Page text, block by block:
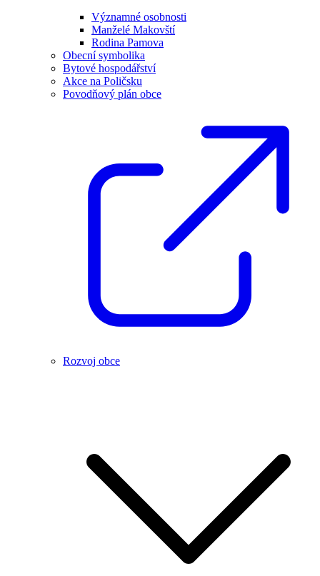
Významné osobnosti
Manželé Makovští
Rodina Pamova
Obecní symbolika
Bytové hospodářství
Akce na Poličsku
Povodňový plán obce
Rozvoj obce